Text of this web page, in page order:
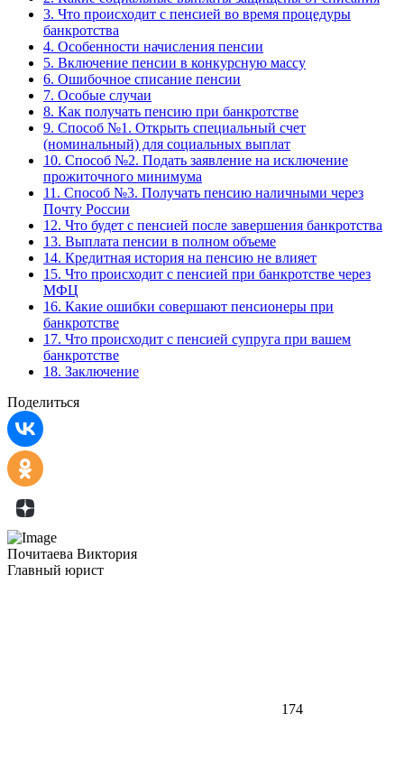
3. Что происходит с пенсией во время процедуры
банкротства
4. Особенности начисления пенсии
5. Включение пенсии в конкурсную массу
6. Ошибочное списание пенсии
7. Особые случаи
8. Как получать пенсию при банкротстве
9. Способ №1. Открыть специальный счет
(номинальный) для социальных выплат
10. Способ №2. Подать заявление на исключение
прожиточного минимума
11. Способ №3. Получать пенсию наличными через
Почту России
12. Что будет с пенсией после завершения банкротства
13. Выплата пенсии в полном объеме
14. Кредитная история на пенсию не влияет
15. Что происходит с пенсией при банкротстве через
МФЦ
16. Какие ошибки совершают пенсионеры при
банкротстве
17. Что происходит с пенсией супруга при вашем
банкротстве
18. Заключение
Поделиться
Почитаева Виктория
Главный юрист
174